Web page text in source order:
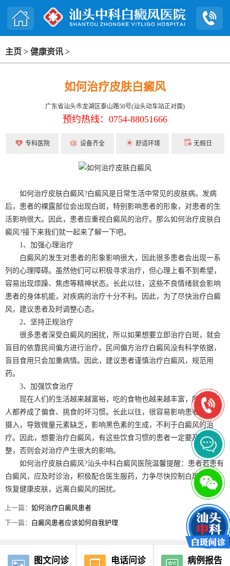
主页 > 健康资讯 >
如何治疗皮肤白癜风
广东省汕头市龙湖区泰山路50号(汕头动车站正对面)
预约热线：0754-88051666
专科医院 设备齐全 舒适环境 无假日
如何治疗皮肤白癜风?白癜风是日常生活中常见的皮肤病。发病
后，患者的裸露部位会出现白斑，特别影响患者的形象，对患者的生
活影响很大。因此，患者应重视白癜风的治疗。那么如何治疗皮肤白
癜风?接下来我们就一起来了解一下吧。
1、加强心理治疗
白癜风的发生对患者的形象影响很大，因此很多患者会出现一系
列的心理障碍。虽然他们可以积极寻求治疗，但心理上看不到希望，
容易出现烦躁、焦虑等精神状态。长此以往，这些不良情绪就会影响
患者的身体机能，对疾病的治疗十分不利。因此，为了尽快治疗白癜
风，建议患者及时调整心态。
2、坚持正规治疗
很多患者深受白癜风的困扰，所以如果想要立即治疗白斑，就会
盲目的依靠民间偏方进行治疗。民间偏方治疗白癜风没有科学依据，
盲目食用只会加重病情。因此，建议患者谨慎治疗白癜风，规范用
药。
3、加强饮食治疗
现在人们的生活越来越富裕，吃的食物也越来越丰富，所以很多
人都养成了偏食、挑食的坏习惯。长此以往，很容易影响患者的营养
摄入，导致微量元素缺乏，影响黑色素的生成，不利于白癜风的治
疗。因此，想要治疗白癜风，有这些饮食习惯的患者一定要及时调
整，否则会对治疗产生很大的影响。
如何治疗皮肤白癜风?汕头中科白癜风医院温馨提醒：患者若患有
白癜风，应及时诊治，积极配合医生服药，力争尽快控制白斑发展，
恢复健康皮肤，远离白癜风的困扰。
上一篇：如何治疗白癜风患者
下一篇： 白癜风患者应该如何自我护理
图文问诊 电话问诊 病例报告